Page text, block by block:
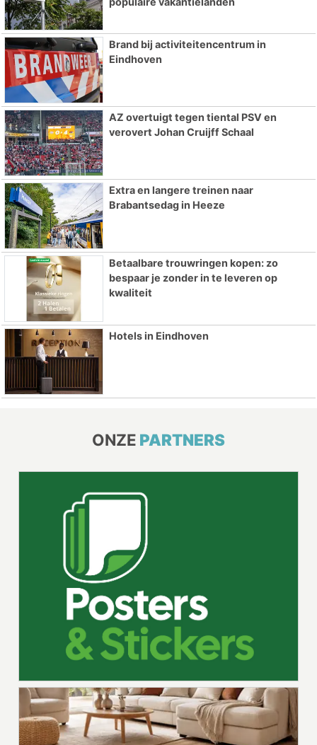
Brand bij activiteitencentrum in
Eindhoven
AZ overtuigt tegen tiental PSV en
verovert Johan Cruijff Schaal
Extra en langere treinen naar
Brabantsedag in Heeze
Betaalbare trouwringen kopen: zo
bespaar je zonder in te leveren op
kwaliteit
Hotels in Eindhoven
ONZE PARTNERS